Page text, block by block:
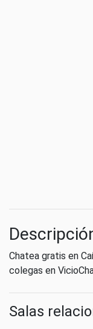
Chatea gratis en
colegas en
Salas